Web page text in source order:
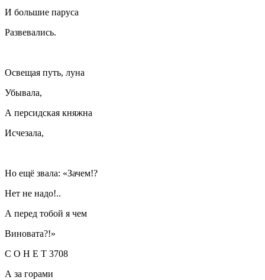
И большие паруса
Развевались.
Освещая путь, луна
Убывала,
А персидская княжна
Исчезала,
Но ещё звала: «Зачем!?
Нет не надо!..
А перед тобой я чем
Виновата?!»
С О Н Е Т 3708
А за горами